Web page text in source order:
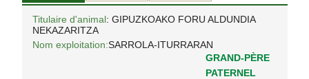
Titulaire d'animal: GIPUZKOAKO FORU ALDUNDIA
NEKAZARITZA
Nom exploitation:SARROLA-ITURRARAN
GRAND-PÈRE
PATERNEL